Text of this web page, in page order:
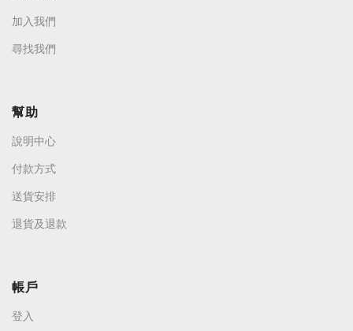
加入我們
尋找我們
幫助
說明中心
付款方式
送貨安排
退貨及退款
帳戶
登入